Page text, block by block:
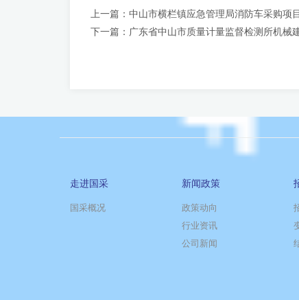
上一篇： 中山市横栏镇应急管理局消防车采购项
下一篇： 广东省中山市质量计量监督检测所机械
走进国采
国采概况
新闻政策
政策动向
行业资讯
公司新闻